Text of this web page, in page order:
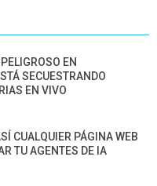
EN
SECUESTRANDO
EN VIVO
CUALQUIER PÁGINA WEB
TU AGENTES DE IA